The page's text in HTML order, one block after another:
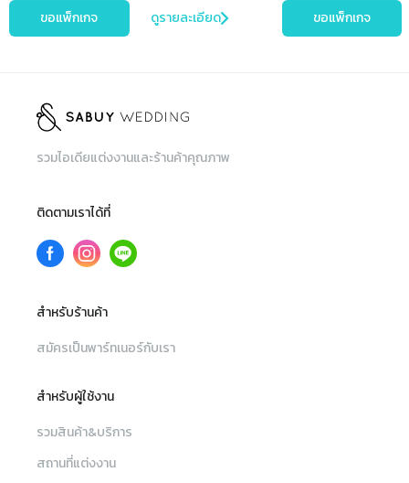
ขอแพ็กเกจ ดูรายละเอียด ขอแพ็กเกจ
รวมไอเดียแต่งงานและร้านค้าคุณภาพ
ติดตามเราได้ที่
สำหรับร้านค้า
สมัครเป็นพาร์ทเนอร์กับเรา
สำหรับผู้ใช้งาน
รวมสินค้า&บริการ
สถานที่แต่งงาน